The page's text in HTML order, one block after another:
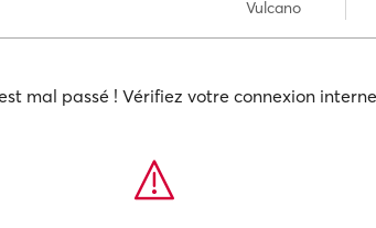
Vulcano
mal passé ! Vérifiez votre connexion